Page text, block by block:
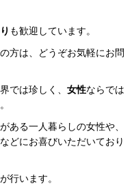
も歓迎しています。
方は、どうぞお気軽にお問
では珍しく、 女性ならでは
ある一人暮らしの女性や、
どにお喜びいただいており
行います。